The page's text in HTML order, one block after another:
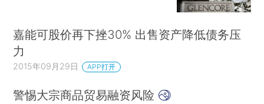
嘉能可股价再下挫30% 出售资产降低债务压
力
2015年09月29日 APP打开
警惕大宗商品贸易融资风险